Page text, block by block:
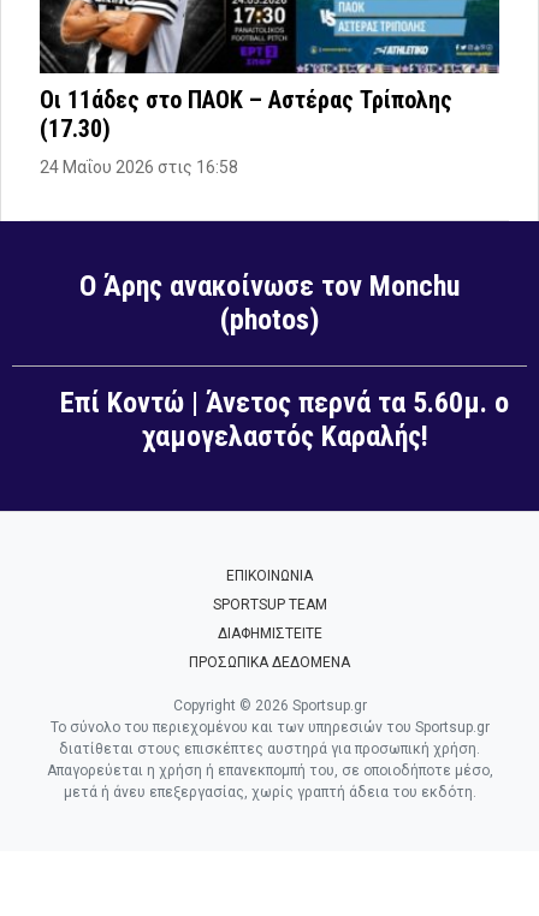
Οι 11άδες στο ΠΑΟΚ – Αστέρας Τρίπολης
(17.30)
24 Μαΐου 2026 στις 16:58
Ο Άρης ανακοίνωσε τον Monchu
(photos)
Επί Κοντώ | Άνετος περνά τα 5.60μ. ο
χαμογελαστός Καραλής!
ΕΠΙΚΟΙΝΩΝΙΑ
SPORTSUP TEAM
ΔΙΑΦΗΜΙΣΤΕΙΤΕ
ΠΡΟΣΩΠΙΚΑ ΔΕΔΟΜΕΝΑ
Copyright © 2026 Sportsup.gr
Το σύνολο του περιεχομένου και των υπηρεσιών του Sportsup.gr
διατίθεται στους επισκέπτες αυστηρά για προσωπική χρήση.
Απαγορεύεται η χρήση ή επανεκπομπή του, σε οποιοδήποτε μέσο,
μετά ή άνευ επεξεργασίας, χωρίς γραπτή άδεια του εκδότη.